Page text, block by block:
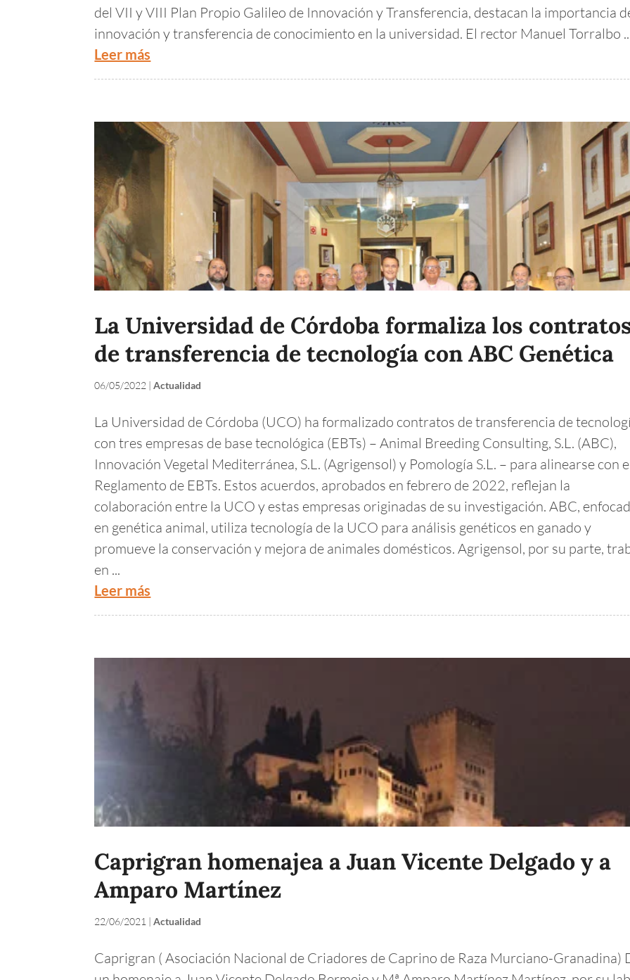
del VII y VIII Plan Propio Galileo de Innovación y Transferencia, destacan la importancia
innovación y transferencia de conocimiento en la universidad. El rector Manuel Torralbo
Leer más
La Universidad de Córdoba formaliza los
de transferencia de tecnología con ABC Genética
06/05/2022 |Actualidad
La Universidad de Córdoba (UCO) ha formalizado contratos de transferencia de
con tres empresas de base tecnológica (EBTs) – Animal Breeding Consulting, S.L. (ABC),
Innovación Vegetal Mediterránea, S.L. (Agrigensol) y Pomología S.L. – para alinearse con
Reglamento de EBTs. Estos acuerdos, aprobados en febrero de 2022, reflejan la
colaboración entre la UCO y estas empresas originadas de su investigación. ABC,
en genética animal, utiliza tecnología de la UCO para análisis genéticos en ganado y
promueve la conservación y mejora de animales domésticos. Agrigensol, por su parte,
en ...
Leer más
Caprigran homenajea a Juan Vicente Delgado y a
Amparo Martínez
22/06/2021 |Actualidad
Caprigran ( Asociación Nacional de Criadores de Caprino de Raza Murciano-Granadina)